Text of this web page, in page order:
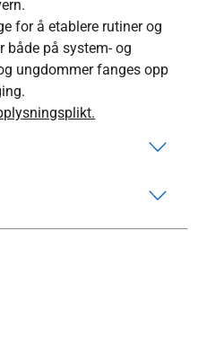
for å etablere rutiner og
både på system- og
ungdommer fanges opp